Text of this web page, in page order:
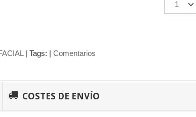
| Tags: | Comentarios
COSTES DE ENVÍO